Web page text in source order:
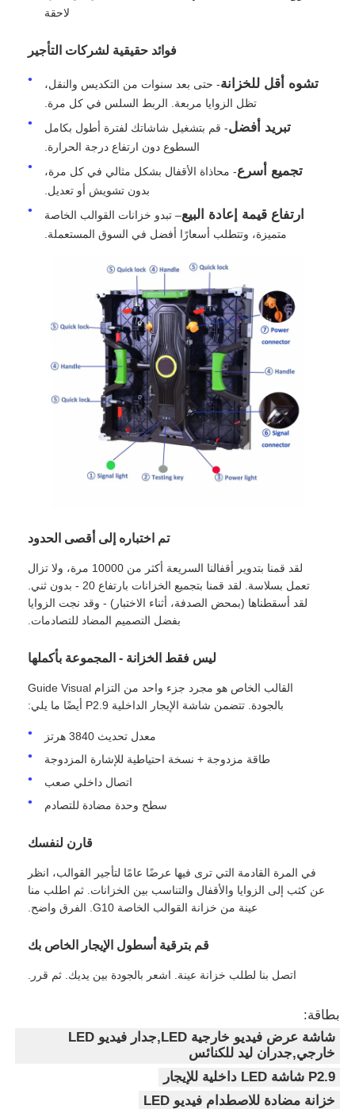
شاشة عرض فيديو LED
استئجار شاشة LED للمسرح
جدار فيديو LED COB
شاشة SMD LED
لوحة عرض LED للخارج
لاحقة
فوائد حقيقية لشركات التأجير
تشوه أقل للخزانة- حتى بعد سنوات من التكديس والنقل،
تظل الزوايا مربعة. الربط السلس في كل مرة.
تبريد أفضل- قم بتشغيل شاشاتك لفترة أطول بكامل
السطوع دون ارتفاع درجة الحرارة.
تجميع أسرع- محاذاة الأقفال بشكل مثالي في كل مرة،
بدون تشويش أو تعديل.
ارتفاع قيمة إعادة البيع– تبدو خزانات القوالب الخاصة
متميزة، وتتطلب أسعارًا أفضل في السوق المستعملة.
تم اختباره إلى أقصى الحدود
لقد قمنا بتدوير أقفالنا السريعة أكثر من 10000 مرة، ولا تزال
تعمل بسلاسة. لقد قمنا بتجميع الخزانات بارتفاع 20 - بدون ثني.
لقد أسقطناها (بمحض الصدفة، أثناء الاختبار) - وقد نجت الزوايا
بفضل التصميم المضاد للتصادمات.
ليس فقط الخزانة - المجموعة بأكملها
القالب الخاص هو مجرد جزء واحد من التزام Guide Visual
بالجودة. تتضمن شاشة الإيجار الداخلية P2.9 أيضًا ما يلي:
معدل تحديث 3840 هرتز
طاقة مزدوجة + نسخة احتياطية للإشارة المزدوجة
اتصال داخلي صعب
سطح وحدة مضادة للتصادم
قارن لنفسك
في المرة القادمة التي ترى فيها عرضًا عامًا لتأجير القوالب، انظر
عن كثب إلى الزوايا والأقفال والتناسب بين الخزانات. ثم اطلب منا
عينة من خزانة القوالب الخاصة G10. الفرق واضح.
قم بترقية أسطول الإيجار الخاص بك
اتصل بنا لطلب خزانة عينة. اشعر بالجودة بين يديك. ثم قرر.
بطاقة:
شاشة عرض فيديو خارجية LED,جدار فيديو LED
خارجي,جدران ليد للكنائس
P2.9 شاشة LED داخلية للإيجار
خزانة مضادة للاصطدام فيديو LED